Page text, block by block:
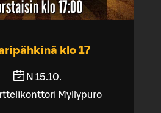
klo 17
N 15.10.
Myllypuro